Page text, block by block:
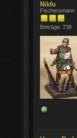
Nikfu
Fischersmann
Beiträge: 738